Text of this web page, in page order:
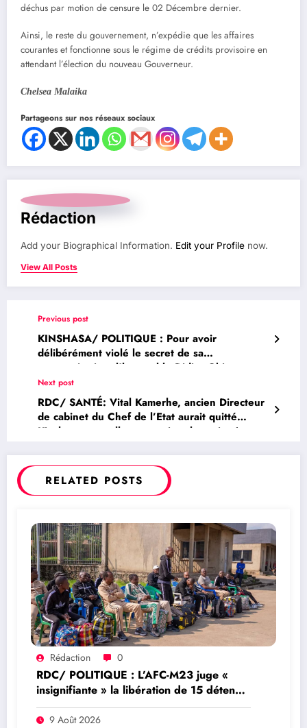
déchus par motion de censure le 02 Décembre dernier.
Ainsi, le reste du gouvernement, n’expédie que les affaires
courantes et fonctionne sous le régime de crédits provisoire en
attendant l’élection du nouveau Gouverneur.
Chelsea Malaika
Partageons sur nos réseaux sociaux
Rédaction
Add your Biographical Information. Edit your Profile now.
View All Posts
Previous post
KINSHASA/ POLITIQUE : Pour avoir
délibérément violé le secret de sa
communication, l’honorable Didier Okito
Lutundula Yuhe, menace de traduire le
Commandant du Commissariat Urbain de la
Police Ville de Bukavu en justice
Next post
RDC/ SANTÉ: Vital Kamerhe, ancien Directeur
de cabinet du Chef de l’Etat aurait quitté
Kinshasa pour aller poursuivre les soins à
RELATED POSTS
Rédaction 0
RDC/ POLITIQUE : L’AFC-M23 juge «
insignifiante » la libération de 15 détenus
par Kinshasa
9 Août 2026